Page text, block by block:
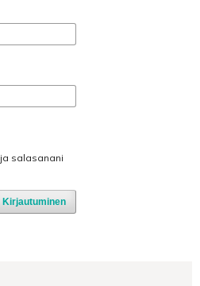
salasanani
Kirjautuminen